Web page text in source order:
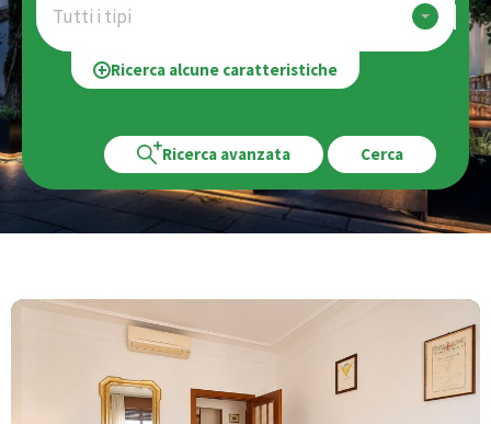
Tutti i tipi
Ricerca alcune caratteristiche
Ricerca avanzata Cerca